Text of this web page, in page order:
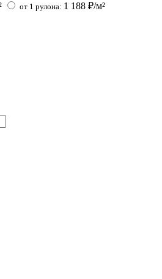
от 1 рулона: 1 188 ₽/м²